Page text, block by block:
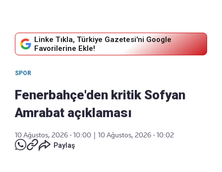
Linke Tıkla, Türkiye Gazetesi'ni Google
Favorilerine Ekle!
SPOR
Fenerbahçe'den kritik Sofyan
Amrabat açıklaması
10 Ağustos, 2026 - 10:00
10 Ağustos, 2026 - 10:02
Paylaş